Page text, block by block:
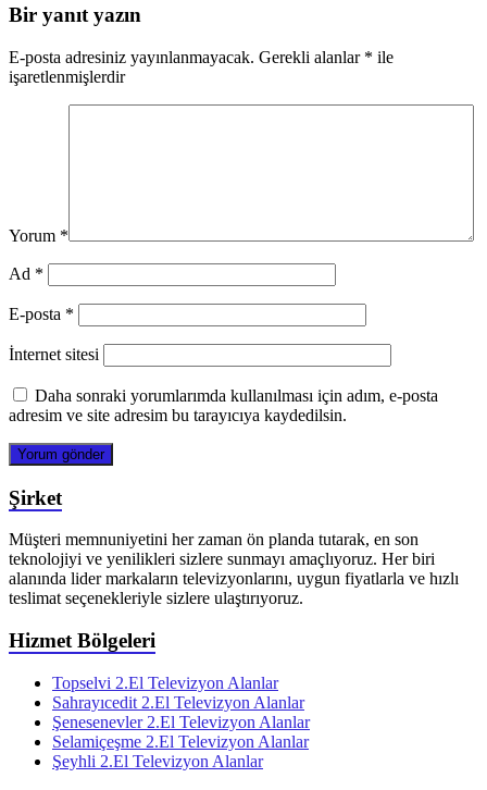
Bir yanıt yazın
E-posta adresiniz yayınlanmayacak. Gerekli alanlar * ile
işaretlenmişlerdir
Yorum *
Ad *
E-posta *
İnternet sitesi
Daha sonraki yorumlarımda kullanılması için adım, e-posta
adresim ve site adresim bu tarayıcıya kaydedilsin.
Şirket
Müşteri memnuniyetini her zaman ön planda tutarak, en son
teknolojiyi ve yenilikleri sizlere sunmayı amaçlıyoruz. Her biri
alanında lider markaların televizyonlarını, uygun fiyatlarla ve hızlı
teslimat seçenekleriyle sizlere ulaştırıyoruz.
Hizmet Bölgeleri
Topselvi 2.El Televizyon Alanlar
Sahrayıcedit 2.El Televizyon Alanlar
Şenesenevler 2.El Televizyon Alanlar
Selamiçeşme 2.El Televizyon Alanlar
Şeyhli 2.El Televizyon Alanlar